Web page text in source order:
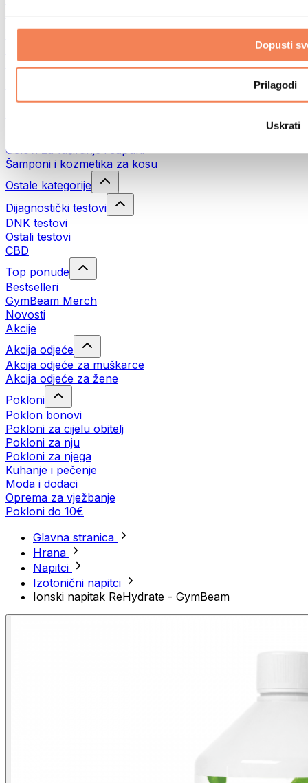
Dopusti
Prilagodi
Uskrati
Planinarenje
Filteri i vrčevi za vodu
Deterdženti za rublje
Gelovi za tuširanje i sapuni
Šamponi i kozmetika za kosu
Ostale kategorije
Dijagnostički testovi
DNK testovi
Ostali testovi
CBD
Top ponude
Bestselleri
GymBeam Merch
Novosti
Akcije
Akcija odjeće
Akcija odjeće za muškarce
Akcija odjeće za žene
Pokloni
Poklon bonovi
Pokloni za cijelu obitelj
Pokloni za nju
Pokloni za njega
Kuhanje i pečenje
Moda i dodaci
Oprema za vježbanje
Pokloni do 10€
Glavna stranica
Hrana
Napitci
Izotonični napitci
Ionski napitak ReHydrate - GymBeam